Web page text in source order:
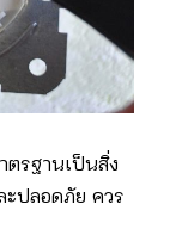
ตรฐานเป็นสิ่ง
ปลอดภัย ควร